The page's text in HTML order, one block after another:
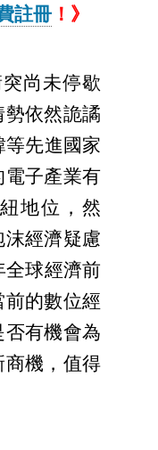
註冊 ！》
尚未停歇
依然詭譎
等先進國家
子產業有
地位，然
經濟疑慮
全球經濟前
的數位經
有機會為
機，值得